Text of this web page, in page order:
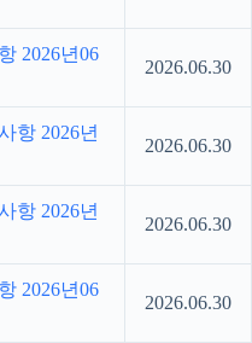
2026년06
2026.06.30
항 2026년
2026.06.30
항 2026년
2026.06.30
2026년06
2026.06.30